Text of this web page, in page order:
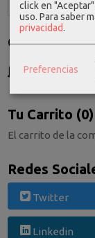
Costes de
GRATIS *
Consultar
Tu Carrito (0)
El carrito de la
Redes
Twitter
Linkedin
click en
uso. Para saber
privacidad.
Preferencias